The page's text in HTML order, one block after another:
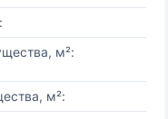
м²:
м²: